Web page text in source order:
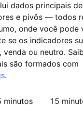
dados principais
e pivôs — todos
onde você pode
se os indicadores
venda ou neutro.
são formados com
.
minutos 15